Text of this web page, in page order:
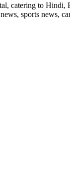
catering to
sports news,